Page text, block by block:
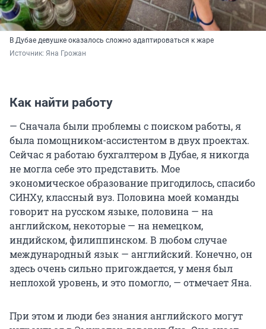
В Дубае девушке оказалось сложно адаптироваться к жаре
Источник: Яна Грожан
Как найти работу
— Сначала были проблемы с поиском работы, я
была помощником-ассистентом в двух проектах.
Сейчас я работаю бухгалтером в Дубае, я никогда
не могла себе это представить. Мое
экономическое образование пригодилось, спасибо
СИНХу, классный вуз. Половина моей команды
говорит на русском языке, половина — на
английском, некоторые — на немецком,
индийском, филиппинском. В любом случае
международный язык — английский. Конечно, он
здесь очень сильно пригождается, у меня был
неплохой уровень, и это помогло, — отмечает Яна.
При этом и люди без знания английского могут